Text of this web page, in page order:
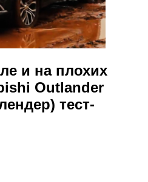
и на плохих
Outlander
тест-